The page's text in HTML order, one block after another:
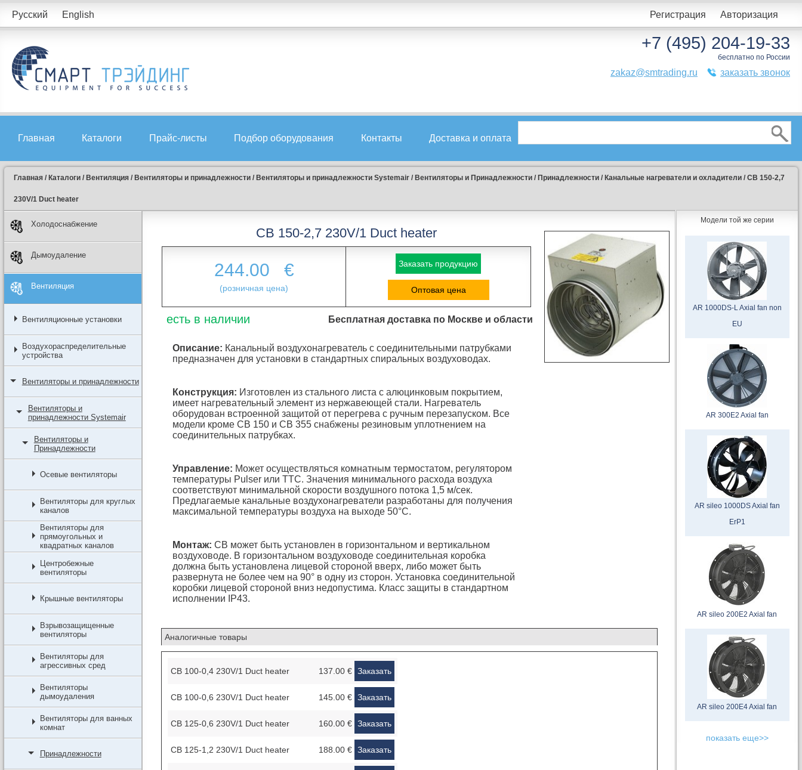
Русский English Регистрация Авторизация
+7 (495) 204-19-33
бесплатно по России
zakaz@smtrading.ru заказать звонок
Главная Каталоги Прайс-листы Подбор оборудования Контакты Доставка и оплата
Главная / Каталоги / Вентиляция / Вентиляторы и принадлежности / Вентиляторы и принадлежности Systemair / Вентиляторы и Принадлежности / Принадлежности / Канальные нагреватели и охладители / CB 150-2,7
230V/1 Duct heater
Холодоснабжение
Дымоудаление
Вентиляция
Вентиляционные установки
Воздухораспределительные
устройства
Вентиляторы и принадлежности
Вентиляторы и
принадлежности Systemair
Вентиляторы и
Принадлежности
Осевые вентиляторы
Вентиляторы для круглых
каналов
Вентиляторы для
прямоугольных и
квадратных каналов
Центробежные
вентиляторы
Крышные вентиляторы
Взрывозащищенные
вентиляторы
Вентиляторы для
агрессивных сред
Вентиляторы
дымоудаления
Вентиляторы для ванных
комнат
Принадлежности
CB 150-2,7 230V/1 Duct heater
244.00 €
(розничная цена)
Заказать продукцию
Оптовая цена
есть в наличии Бесплатная доставка по Москве и области
Описание: Канальный воздухонагреватель с соединительными патрубками
предназначен для установки в стандартных спиральных воздуховодах.
Конструкция: Изготовлен из стального листа с алюцинковым покрытием,
имеет нагревательный элемент из нержавеющей стали. Нагреватель
оборудован встроенной защитой от перегрева c ручным перезапуском. Все
модели кроме СВ 150 и СВ 355 снабжены резиновым уплотнением на
соединительных патрубках.
Управление: Может осуществляться комнатным термостатом, регулятором
температуры Pulser или ТТС. Значения минимального расхода воздуха
соответствуют минимальной скорости воздушного потока 1,5 м/сек.
Предлагаемые канальные воздухонагреватели разработаны для получения
максимальной температуры воздуха на выходе 50°С.
Монтаж: СВ может быть установлен в горизонтальном и вертикальном
воздуховоде. В горизонтальном воздуховоде соединительная коробка
должна быть установлена лицевой стороной вверх, либо может быть
развернута не более чем на 90° в одну из сторон. Установка соединительной
коробки лицевой стороной вниз недопустима. Класс защиты в стандартном
исполнении IP43.
Аналогичные товары
CB 100-0,4 230V/1 Duct heater 137.00 € Заказать
CB 100-0,6 230V/1 Duct heater 145.00 € Заказать
CB 125-0,6 230V/1 Duct heater 160.00 € Заказать
CB 125-1,2 230V/1 Duct heater 188.00 € Заказать
Модели той же серии
AR 1000DS-L Axial fan non
EU
AR 300E2 Axial fan
AR sileo 1000DS Axial fan
ErP1
AR sileo 200E2 Axial fan
AR sileo 200E4 Axial fan
показать еще>>